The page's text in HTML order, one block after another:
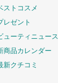
ストコスメ
レゼント
ューティニュース
商品カレンダー
新クチコミ